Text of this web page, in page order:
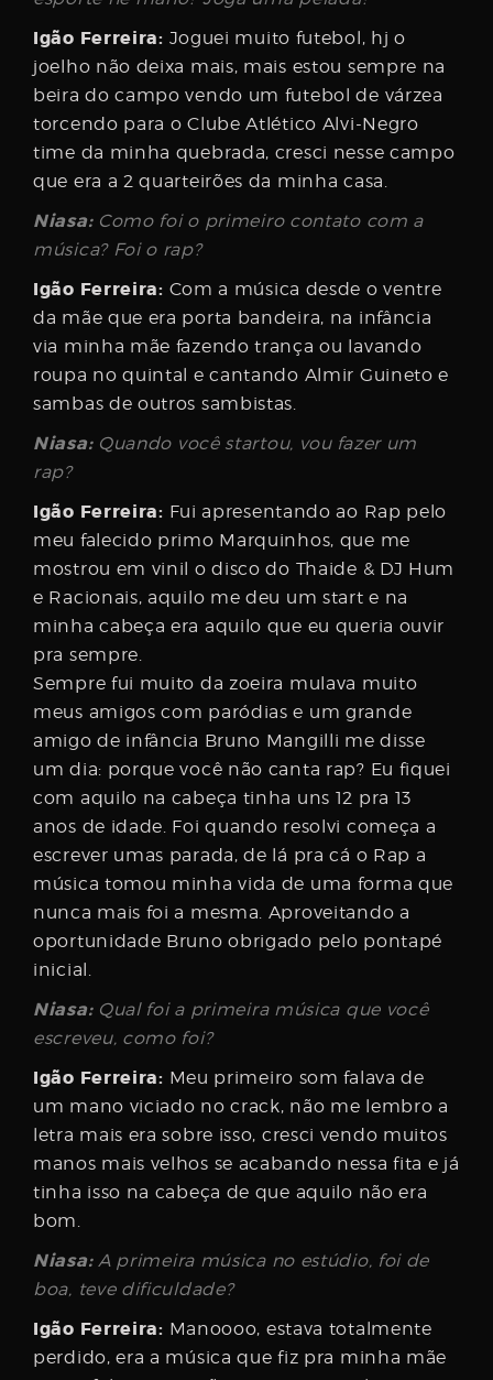
Igão Ferreira: Joguei muito futebol, hj o
joelho não deixa mais, mais estou sempre na
beira do campo vendo um futebol de várzea
torcendo para o Clube Atlético Alvi-Negro
time da minha quebrada, cresci nesse campo
que era a 2 quarteirões da minha casa.
Niasa:Como foi o primeiro contato com a
música? Foi o rap?
Igão Ferreira: Com a música desde o ventre
da mãe que era porta bandeira, na infância
via minha mãe fazendo trança ou lavando
roupa no quintal e cantando Almir Guineto e
sambas de outros sambistas.
Niasa:Quando você startou, vou fazer um
rap?
Igão Ferreira: Fui apresentando ao Rap pelo
meu falecido primo Marquinhos, que me
mostrou em vinil o disco do Thaide & DJ Hum
e Racionais, aquilo me deu um start e na
minha cabeça era aquilo que eu queria ouvir
pra sempre.
Sempre fui muito da zoeira mulava muito
meus amigos com paródias e um grande
amigo de infância Bruno Mangilli me disse
um dia: porque você não canta rap? Eu fiquei
com aquilo na cabeça tinha uns 12 pra 13
anos de idade. Foi quando resolvi começa a
escrever umas parada, de lá pra cá o Rap a
música tomou minha vida de uma forma que
nunca mais foi a mesma. Aproveitando a
oportunidade Bruno obrigado pelo pontapé
inicial.
Niasa:Qual foi a primeira música que você
escreveu, como foi?
Igão Ferreira: Meu primeiro som falava de
um mano viciado no crack, não me lembro a
letra mais era sobre isso, cresci vendo muitos
manos mais velhos se acabando nessa fita e já
tinha isso na cabeça de que aquilo não era
bom.
Niasa:A primeira música no estúdio, foi de
boa, teve dificuldade?
Igão Ferreira: Manoooo, estava totalmente
perdido, era a música que fiz pra minha mãe